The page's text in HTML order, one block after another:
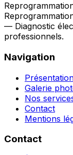
— Diagnostic
professionnels.
Navigation
Galerie
Nos
Contact
Mentions
Contact